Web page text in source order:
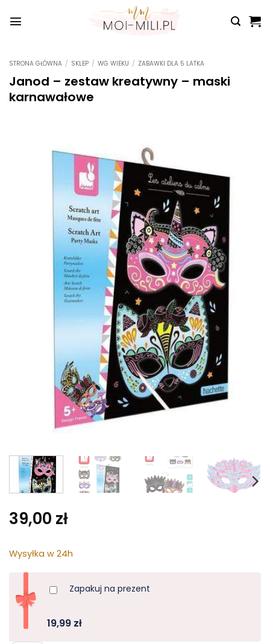
do
STRONA GŁÓWNA / SKLEP / WG WIEKU / ZABAWKI DLA 5 LATKA
Janod – zestaw kreatywny – maski
karnawałowe
39,00 zł
Wysyłka w 24h
Zapakuj na prezent
19,99 zł